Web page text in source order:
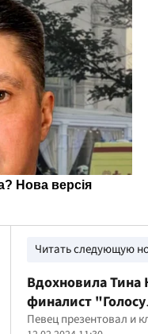
Читать следующую
Вдохновила Тина
финалист "Голосу
країни-10" OKS
Певец презентовал и